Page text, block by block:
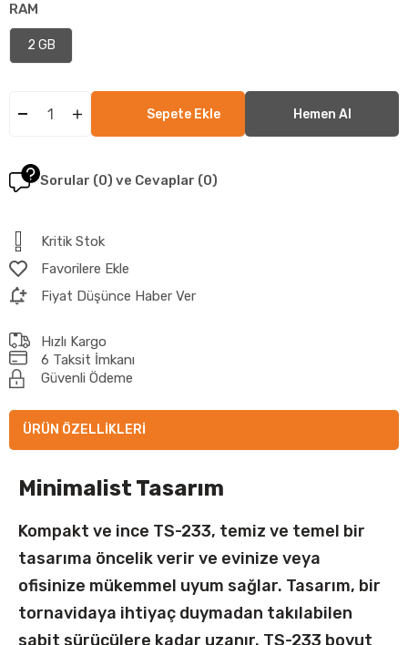
RAM
2 GB
Sorular (0) ve Cevaplar (0)
Kritik Stok
Favorilere Ekle
Fiyat Düşünce Haber Ver
Hızlı Kargo
6 Taksit İmkanı
Güvenli Ödeme
ÜRÜN ÖZELLIKLERI
Minimalist Tasarım
Kompakt ve ince TS-233, temiz ve temel bir
tasarıma öncelik verir ve evinize veya
ofisinize mükemmel uyum sağlar. Tasarım, bir
tornavidaya ihtiyaç duymadan takılabilen
sabit sürücülere kadar uzanır. TS-233 boyut